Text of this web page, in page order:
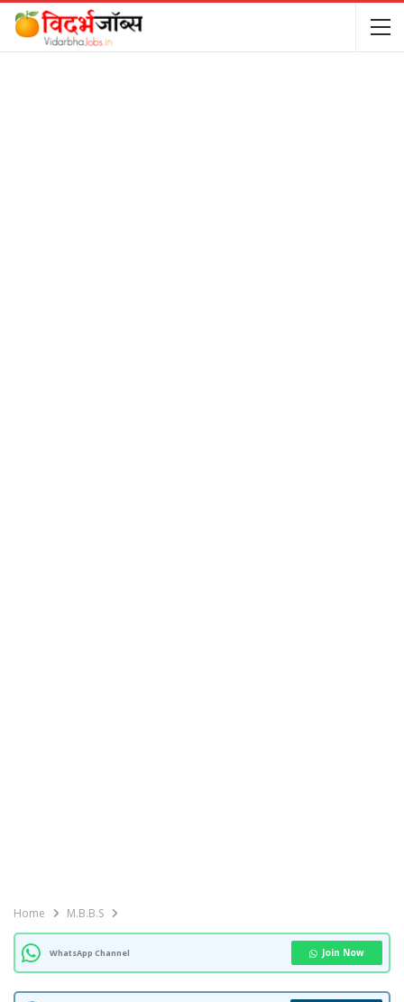
Home M.B.B.S
WhatsApp Channel Join Now